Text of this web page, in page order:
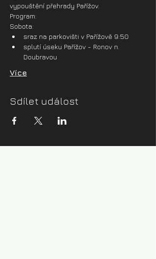
vypouštění přehrady Pařížov.
Program:
Sobota:
sraz na parkovišti v Pařížově 9:50
splutí úseku Pařížov - Ronov n.
Doubravou
Více
Sdílet událost